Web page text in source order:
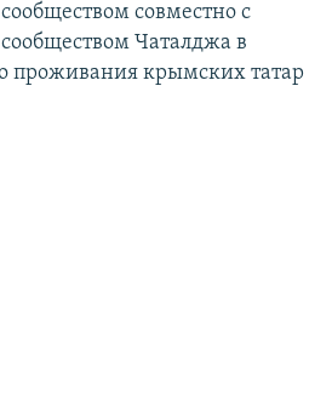
совместно с
Чаталджа в
проживания крымских татар